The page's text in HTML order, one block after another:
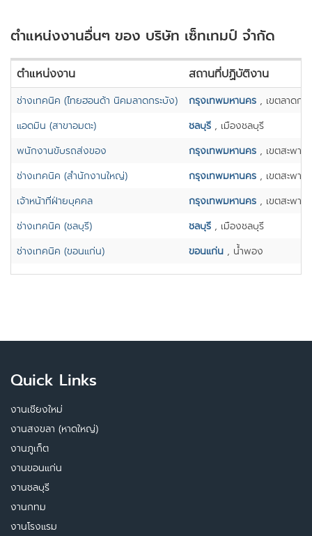
ตำแหน่งงานอื่นๆ ของ บริษัท เซ็ทเทมป์ จำกัด
ตำแหน่งงาน สถานที่ปฏิบัติงาน
ช่างเทคนิค (ไทยฮอนด้า นิคมลาดกระบัง) กรุงเทพมหานคร , เขตลาดกร
แอดมิน (สาขาอมตะ)
ชลบุรี , เมืองชลบุรี
พนักงานขับรถส่งของ
กรุงเทพมหานคร , เขตสะพาน
ช่างเทคนิค (สำนักงานใหญ่)
กรุงเทพมหานคร , เขตสะพาน
เจ้าหน้าที่ฝ่ายบุคคล
กรุงเทพมหานคร , เขตสะพาน
ช่างเทคนิค (ชลบุรี)
ชลบุรี , เมืองชลบุรี
ช่างเทคนิค (ขอนแก่น)
ขอนแก่น , น้ำพอง
Quick Links
งานเชียงใหม่
งานสงขลา (หาดใหญ่)
งานภูเก็ต
งานขอนแก่น
งานชลบุรี
งานกทม
งานโรงแรม